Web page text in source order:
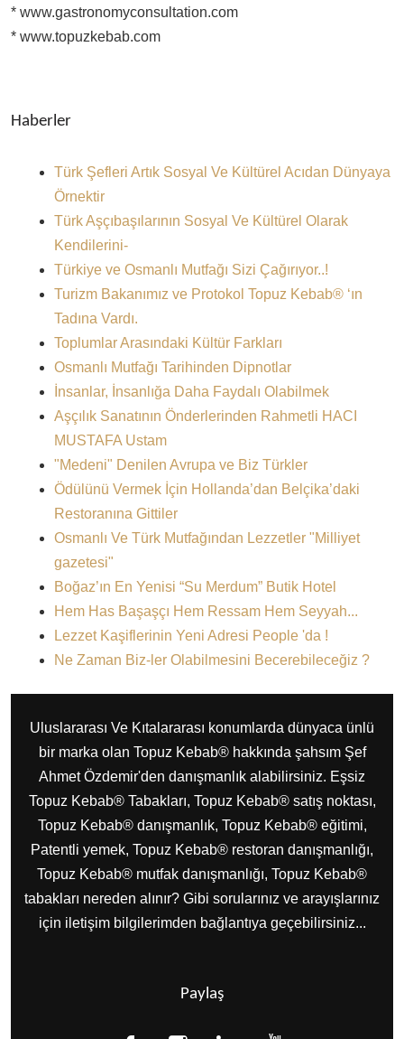
* www.gastronomyconsultation.com
* www.topuzkebab.com
Haberler
Türk Şefleri Artık Sosyal Ve Kültürel Acıdan Dünyaya
Örnektir
Türk Aşçıbaşılarının Sosyal Ve Kültürel Olarak
Kendilerini-
Türkiye ve Osmanlı Mutfağı Sizi Çağırıyor..!
Turizm Bakanımız ve Protokol Topuz Kebab® ‘ın
Tadına Vardı.
Toplumlar Arasındaki Kültür Farkları
Osmanlı Mutfağı Tarihinden Dipnotlar
İnsanlar, İnsanlığa Daha Faydalı Olabilmek
Aşçılık Sanatının Önderlerinden Rahmetli HACI
MUSTAFA Ustam
"Medeni" Denilen Avrupa ve Biz Türkler
Ödülünü Vermek İçin Hollanda’dan Belçika’daki
Restoranına Gittiler
Osmanlı Ve Türk Mutfağından Lezzetler "Milliyet
gazetesi"
Boğaz’ın En Yenisi “Su Merdum” Butik Hotel
Hem Has Başaşçı Hem Ressam Hem Seyyah...
Lezzet Kaşiflerinin Yeni Adresi People 'da !
Ne Zaman Biz-ler Olabilmesini Becerebileceğiz ?
Uluslararası Ve Kıtalararası konumlarda dünyaca ünlü
bir marka olan Topuz Kebab® hakkında şahsım Şef
Ahmet Özdemir'den danışmanlık alabilirsiniz. Eşsiz
Topuz Kebab® Tabakları, Topuz Kebab® satış noktası,
Topuz Kebab® danışmanlık, Topuz Kebab® eğitimi,
Patentli yemek, Topuz Kebab® restoran danışmanlığı,
Topuz Kebab® mutfak danışmanlığı, Topuz Kebab®
tabakları nereden alınır? Gibi sorularınız ve arayışlarınız
için iletişim bilgilerimden bağlantıya geçebilirsiniz...
Paylaş